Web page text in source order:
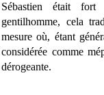
Sébastien était
gentilhomme, cela
mesure où, étant
considérée comme
dérogeante.